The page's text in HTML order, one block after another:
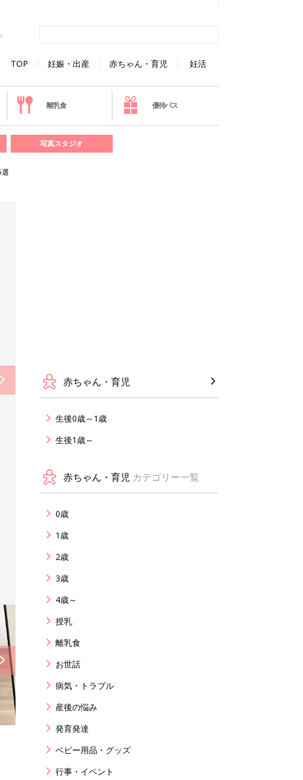
TOP 妊娠・出産 赤ちゃん・育児 妊活
離乳食 優待パス
写真スタジオ
赤ちゃん・育児
生後0歳～1歳
生後1歳～
赤ちゃん・育児 カテゴリー一覧
0歳
1歳
2歳
3歳
4歳～
授乳
離乳食
お世話
病気・トラブル
産後の悩み
発育発達
ベビー用品・グッズ
行事・イベント